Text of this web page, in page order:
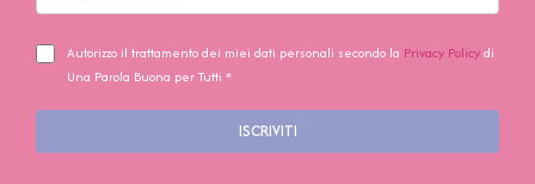
Autorizzo il trattamento dei miei dati personali secondo la Privacy Policydi
Una Parola Buona per Tutti *
ISCRIVITI